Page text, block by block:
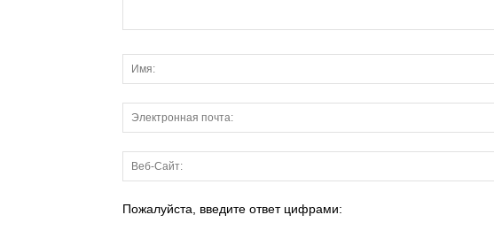
Пожалуйста, введите ответ цифрами: